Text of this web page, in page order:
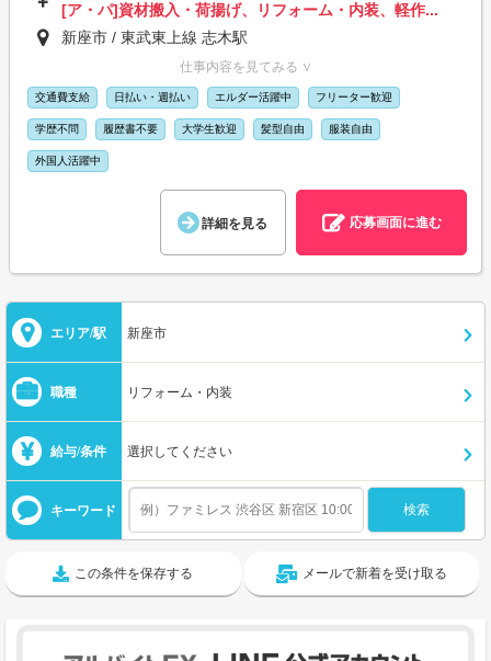
[ア・パ]資材搬入・荷揚げ、リフォーム・内装、軽作...
新座市 / 東武東上線 志木駅
仕事内容を見てみる ∨
交通費支給 日払い・週払い エルダー活躍中 フリーター歓迎
学歴不問 履歴書不要 大学生歓迎 髪型自由 服装自由
外国人活躍中
詳細を見る 応募画面に進む
エリア/駅 新座市
職種 リフォーム・内装
給与/条件 選択してください
キーワード
この条件を保存する メールで新着を受け取る